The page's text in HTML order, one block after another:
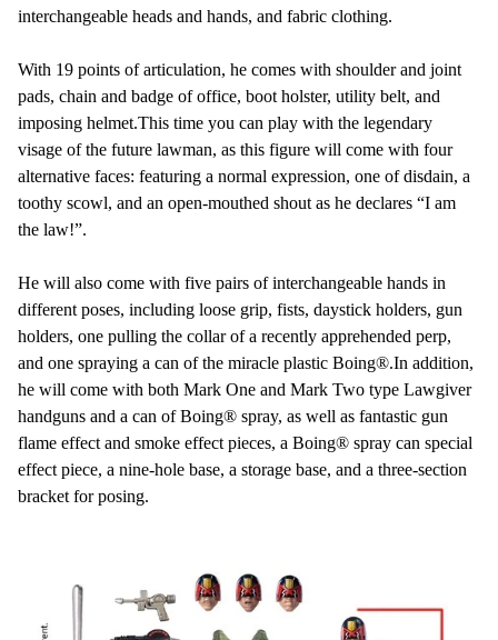
interchangeable heads and hands, and fabric clothing.
With 19 points of articulation, he comes with shoulder and joint
pads, chain and badge of office, boot holster, utility belt, and
imposing helmet.This time you can play with the legendary
visage of the future lawman, as this figure will come with four
alternative faces: featuring a normal expression, one of disdain, a
toothy scowl, and an open-mouthed shout as he declares “I am
the law!”.
He will also come with five pairs of interchangeable hands in
different poses, including loose grip, fists, daystick holders, gun
holders, one pulling the collar of a recently apprehended perp,
and one spraying a can of the miracle plastic Boing®.In addition,
he will come with both Mark One and Mark Two type Lawgiver
handguns and a can of Boing® spray, as well as fantastic gun
flame effect and smoke effect pieces, a Boing® spray can special
effect piece, a nine-hole base, a storage base, and a three-section
bracket for posing.